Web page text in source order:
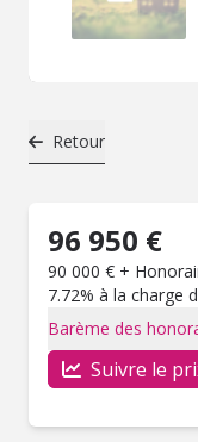
Retour
96 950 €
90 000 € +
7.72% à la charge
Barème des
Suivre le